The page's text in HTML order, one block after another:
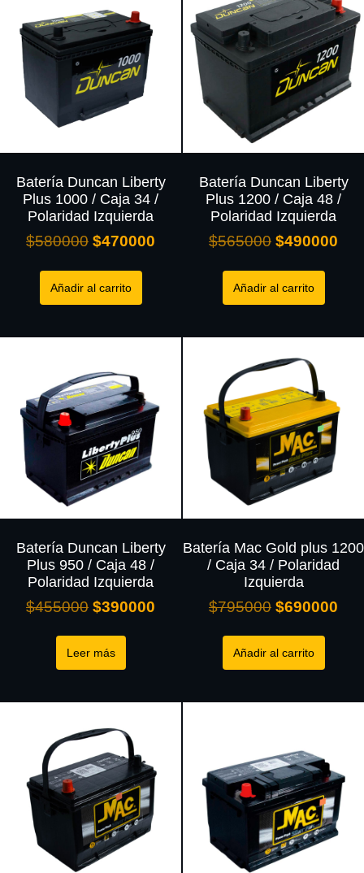
Batería Duncan Liberty
Plus 1000 / Caja 34 /
Polaridad Izquierda
$580000 $470000
Añadir al carrito
Batería Duncan Liberty
Plus 1200 / Caja 48 /
Polaridad Izquierda
$565000 $490000
Añadir al carrito
Batería Duncan Liberty
Plus 950 / Caja 48 /
Polaridad Izquierda
$455000 $390000
Leer más
Batería Mac Gold plus 1200
/ Caja 34 / Polaridad
Izquierda
$795000 $690000
Añadir al carrito